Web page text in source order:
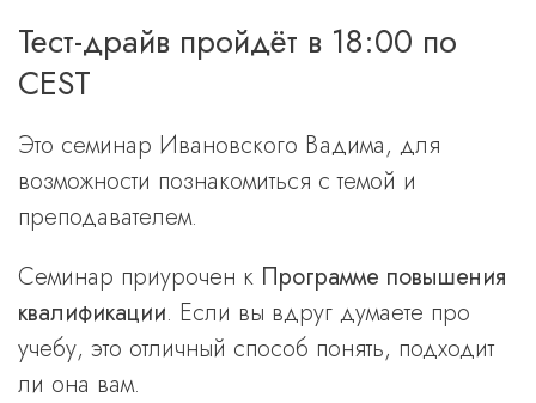
Тест-драйв пройдёт в 18:00 по
CEST
Это семинар Ивановского Вадима, для
возможности познакомиться с темой и
преподавателем.
Семинар приурочен к Программе повышения
квалификации. Если вы вдруг думаете про
учебу, это отличный способ понять, подходит
ли она вам.